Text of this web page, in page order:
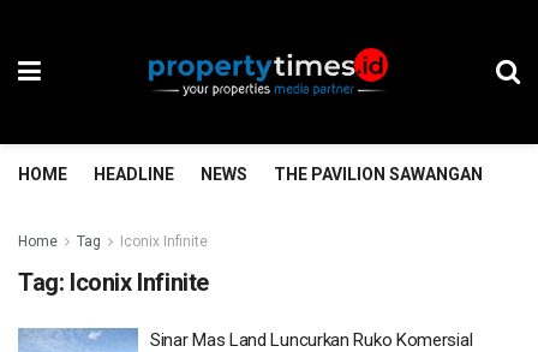
HOME HEADLINE NEWS THE PAVILION SAWANGAN
Home Tag Iconix Infinite
Tag: Iconix Infinite
Sinar Mas Land Luncurkan Ruko Komersial